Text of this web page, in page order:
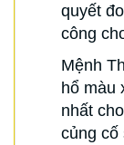
quyết
công
Mệnh
hổ màu
nhất
củng cố